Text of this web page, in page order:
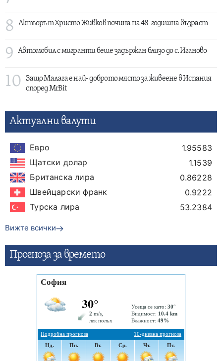
8
Актьорът Христо Живков почина на 48-годишна възраст
9 Автомобил с мигранти беше задържан близо до с. Иганово
10
Защо Малага е най- доброто място за живеене в Испания
според MrBit
Актуални валути
Евро
1.95583
Щатски долар
1.1539
Британска лира
0.86228
Швейцарски франк
0.9222
Турска лира
53.2384
Вижте всички
Прогнозa за времето